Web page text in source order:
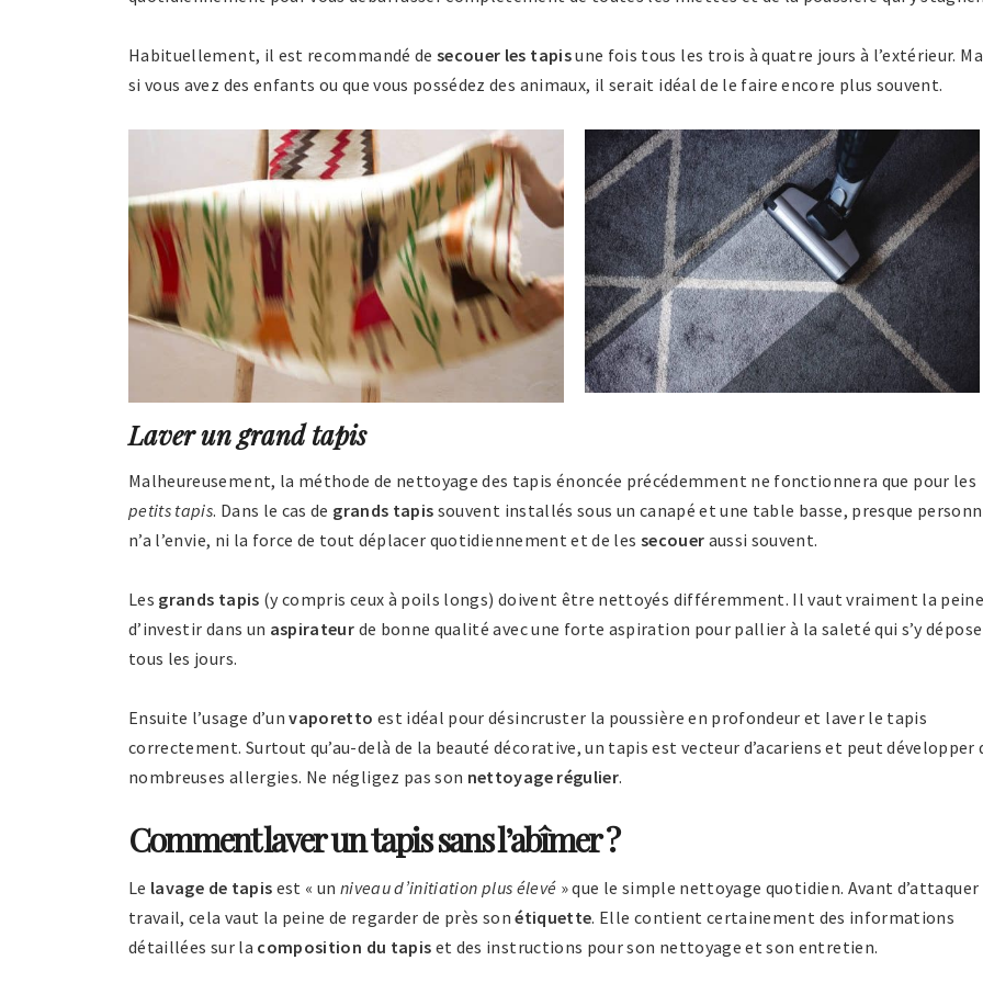
Habituellement, il est recommandé de secouer les tapisune fois tous les trois à quatre jours à l’extérieur.
si vous avez des enfants ou que vous possédez des animaux, il serait idéal de le faire encore plus souvent.
Laver un grand tapis
Malheureusement, la méthode de nettoyage des tapis énoncée précédemment ne fonctionnera que pour les
petits tapis. Dans le cas de grands tapis souvent installés sous un canapé et une table basse, presque
n’a l’envie, ni la force de tout déplacer quotidiennement et de les secouer aussi souvent.
Les grands tapis (y compris ceux à poils longs) doivent être nettoyés différemment. Il vaut vraiment la
d’investir dans un aspirateur de bonne qualité avec une forte aspiration pour pallier à la saleté qui s’y
tous les jours.
Ensuite l’usage d’unvaporetto est idéal pour désincruster la poussière en profondeur et laver le tapis
correctement. Surtout qu’au-delà de la beauté décorative, un tapis est vecteur d’acariens et peut développer
nombreuses allergies. Ne négligez pas son nettoyage régulier.
Comment laver un tapis sans l’abîmer ?
Le lavage de tapis est « un niveau d’initiation plus élevé » que le simple nettoyage quotidien. Avant d’attaquer
travail, cela vaut la peine de regarder de près sonétiquette. Elle contient certainement des informations
détaillées sur la composition du tapis et des instructions pour son nettoyage et son entretien.